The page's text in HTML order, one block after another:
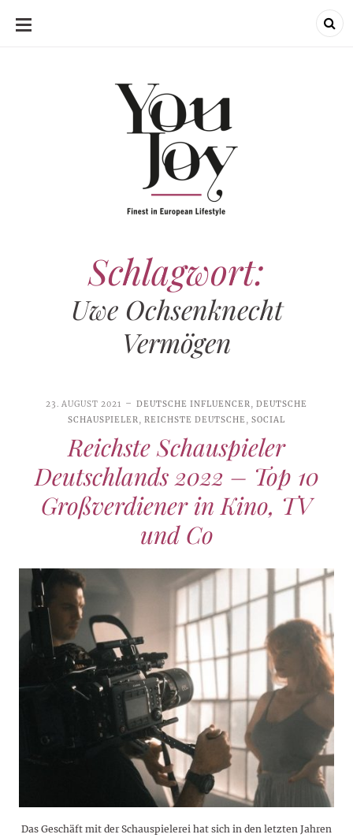
SKIP
Schlagwort:
Uwe Ochsenknecht
Vermögen
23. AUGUST 2021 DEUTSCHE INFLUENCER,DEUTSCHE
SCHAUSPIELER, REICHSTE DEUTSCHE,SOCIAL
Reichste Schauspieler
Deutschlands 2022 – Top 10
Großverdiener in Kino, TV
und Co
Das Geschäft mit der Schauspielerei hat sich in den letzten Jahren